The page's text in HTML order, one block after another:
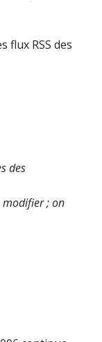
flux RSS des
des
modifier ; on